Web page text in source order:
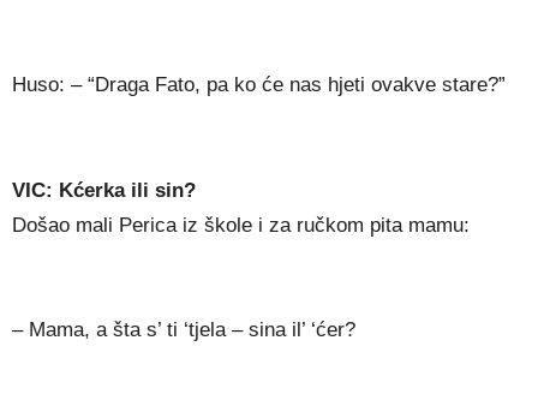
Huso: – “Draga Fato, pa ko će nas hjeti ovakve stare?”
VIC: Kćerka ili sin?
Došao mali Perica iz škole i za ručkom pita mamu:
– Mama, a šta s’ ti ‘tjela – sina il’ ‘ćer?